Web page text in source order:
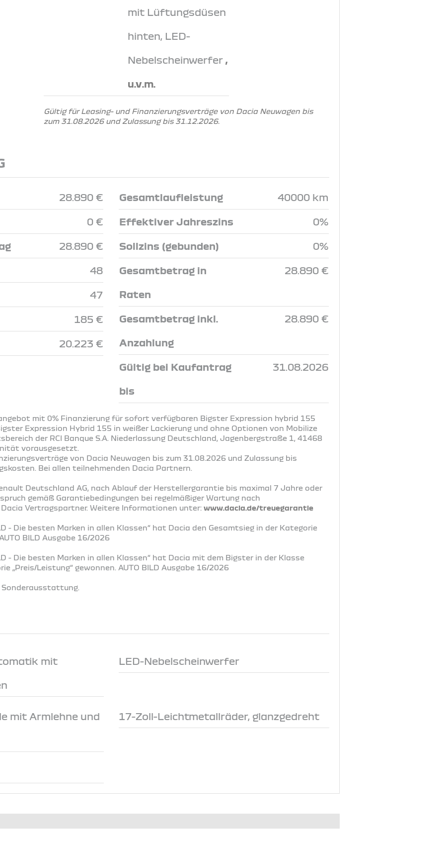
mit Lüftungsdüsen
hinten, LED-
Nebelscheinwerfer ,
u.v.m.
Gültig für Leasing- und Finanzierungsverträge von Dacia Neuwagen bis
zum 31.08.2026 und Zulassung bis 31.12.2026.
28.890 €
0 €
28.890 €
48
47
185 €
20.223 €
Gesamtlaufleistung 40000 km
Effektiver Jahreszins 0%
Sollzins (gebunden) 0%
Gesamtbetrag in
Raten
28.890 €
Gesamtbetrag inkl.
Anzahlung
28.890 €
Gültig bei Kaufantrag
bis
31.08.2026
mit 0% Finanzierung für sofort verfügbaren Bigster Expression hybrid 155
Expression Hybrid 155 in weißer Lackierung und ohne Optionen von Mobilize
der RCI Banque S.A. Niederlassung Deutschland, Jagenbergstraße 1, 41468
vorausgesetzt.
von Dacia Neuwagen bis zum 31.08.2026 und Zulassung bis
Bei allen teilnehmenden Dacia Partnern.
Deutschland AG, nach Ablauf der Herstellergarantie bis maximal 7 Jahre oder
gemäß Garantiebedingungen bei regelmäßiger Wartung nach
Vertragspartner. Weitere Informationen unter:www.dacia.de/treuegarantie
- Die besten Marken in allen Klassen“ hat Dacia den Gesamtsieg in der Kategorie
BILD Ausgabe 16/2026
- Die besten Marken in allen Klassen“ hat Dacia mit dem Bigster in der Klasse
„Preis/Leistung“ gewonnen. AUTO BILD Ausgabe 16/2026
mit LED-Nebelscheinwerfer
mit Armlehne und 17-Zoll-Leichtmetallräder, glanzgedreht